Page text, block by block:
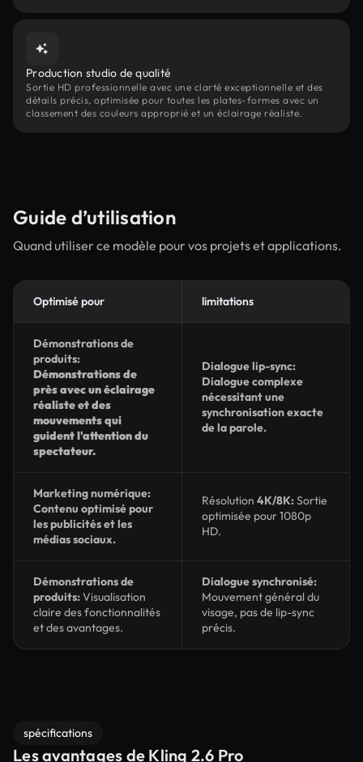
Production studio de qualité
Sortie HD professionnelle avec une clarté exceptionnelle et des
détails précis, optimisée pour toutes les plates-formes avec un
classement des couleurs approprié et un éclairage réaliste.
Guide d’utilisation
Quand utiliser ce modèle pour vos projets et applications.
Optimisé pour limitations
Démonstrations de
produits:
Démonstrations de
près avec un éclairage
réaliste et des
mouvements qui
guident l'attention du
spectateur.
Dialogue lip-sync:
Dialogue complexe
nécessitant une
synchronisation exacte
de la parole.
Marketing numérique:
Contenu optimisé pour
les publicités et les
médias sociaux.
Résolution 4K/8K:Sortie
optimisée pour 1080p
HD.
Démonstrations de
produits:Visualisation
claire des fonctionnalités
et des avantages.
Dialogue synchronisé:
Mouvement général du
visage, pas de lip-sync
précis.
spécifications
Les avantages de Kling 2.6 Pro